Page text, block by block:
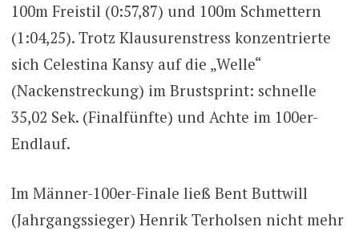
100m Freistil (0:57,87) und 100m Schmettern
(1:04,25). Trotz Klausurenstress konzentrierte
sich Celestina Kansy auf die „Welle“
(Nackenstreckung) im Brustsprint: schnelle
35,02 Sek. (Finalfünfte) und Achte im 100er-
Endlauf.
Im Männer-100er-Finale ließ Bent Buttwill
(Jahrgangssieger) Henrik Terholsen nicht mehr